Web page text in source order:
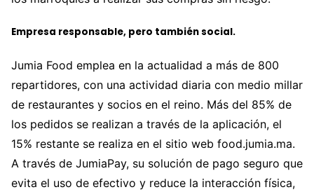
Empresa responsable, pero también social.
Jumia Food emplea en la actualidad a más de 800
repartidores, con una actividad diaria con medio millar
de restaurantes y socios en el reino. Más del 85% de
los pedidos se realizan a través de la aplicación, el
15% restante se realiza en el sitio web food.jumia.ma.
A través de JumiaPay, su solución de pago seguro que
evita el uso de efectivo y reduce la interacción física,